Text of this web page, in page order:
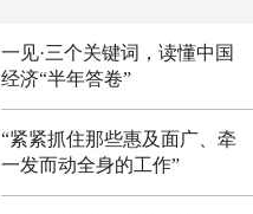
一见·三个关键词，读懂中国
经济“半年答卷”
“紧紧抓住那些惠及面广、牵
一发而动全身的工作”